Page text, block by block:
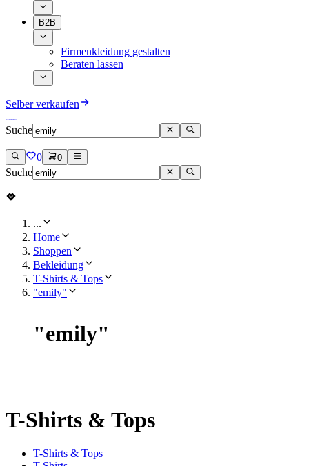
B2B
Firmenkleidung gestalten
Beraten lassen
Selber verkaufen
Suche
0 0
Suche
...
Home
Shoppen
Bekleidung
T-Shirts & Tops
"emily"
"emily"
T-Shirts & Tops
T-Shirts & Tops